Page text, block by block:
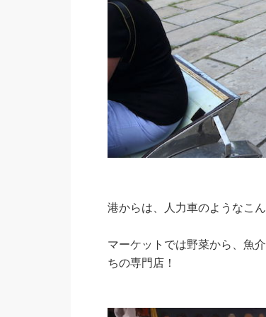
港からは、人力車のようなこ
マーケットでは野菜から、魚
ちの専門店！